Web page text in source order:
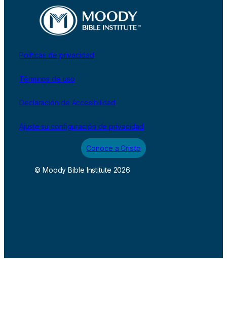
Políticas de privacidad
Términos de uso
Declaración de Accesibilidad
Ajuste su configuración de privacidad
Conoce a Cristo
© Moody Bible Institute 2026